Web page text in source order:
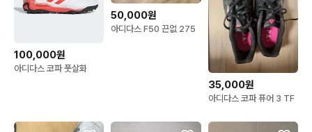
100,000원
아디다스 코파 풋살화
50,000원
아디다스 F50 끈없 275
35,000원
아디다스 코파 퓨어 3 TF